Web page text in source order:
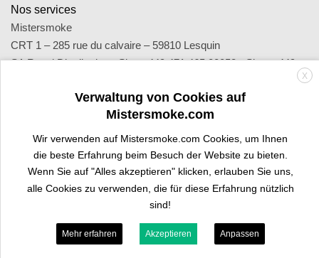
Nos services
Mistersmoke
CRT 1 – 285 rue du calvaire – 59810 Lesquin
SA Royal Distribution - Siret : 449 471 465 00053 - Siren : 449
Contact : notre équipe d’experts est joignable par email
sav@mistersmoke.com ou par téléphone au 03 20 90 56 55 du
lundi au vendredi de 9h à 17h.
Credit
MasterCardApple
Bank
Visa
Visa
Copyright 2026 ©Mistersmoke.com
X
Verwaltung von Cookies auf
Mistersmoke.com
Wir verwenden auf Mistersmoke.com Cookies, um Ihnen
die beste Erfahrung beim Besuch der Website zu bieten.
Wenn Sie auf "Alles akzeptieren" klicken, erlauben Sie uns,
alle Cookies zu verwenden, die für diese Erfahrung nützlich
sind!
Mehr erfahren Akzeptieren Anpassen